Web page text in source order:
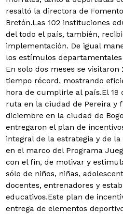
resaltó la directora de
Bretón.Las 102 instituciones
del todo el país, también,
implementación. De igual
los estímulos
En solo dos meses se
tiempo récord, mostrando
hora de cumplirle al país.El 19
ruta en la ciudad de Pereira y
diciembre en la ciudad de
entregaron el plan de
integral de la estrategia y de
en el marco del Programa
con el fin, de motivar y
sólo de niños, niñas,
docentes, entrenadores y
educativos.Este plan de
entrega de elementos